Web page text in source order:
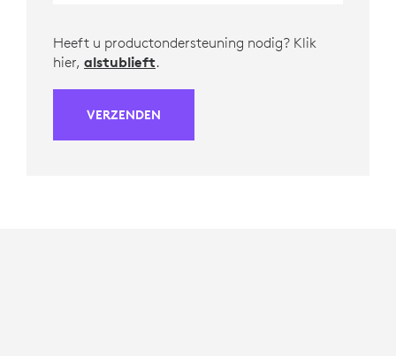
Heeft u productondersteuning nodig? Klik
hier, alstublieft.
VERZENDEN